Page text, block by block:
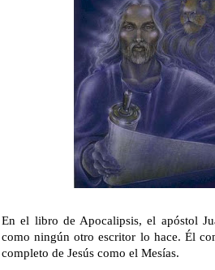
En el libro de Apocalipsis, el apóstol
como ningún otro escritor lo hace. Él
completo de Jesús como el Mesías.